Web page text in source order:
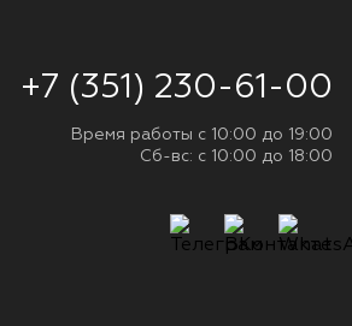
+7 (351) 230-61-00
Время работы с 10:00 до 19:00
Сб-вс: с 10:00 до 18:00